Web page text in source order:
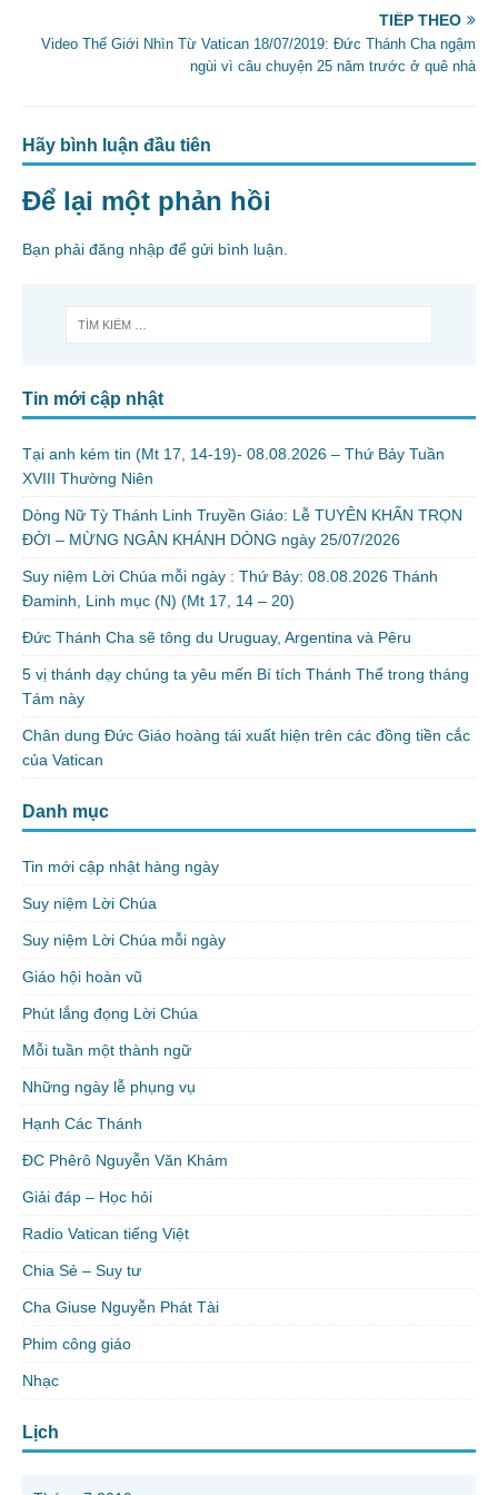
k
TIẾP THEO
Video Thế Giới Nhìn Từ Vatican 18/07/2019: Đức Thánh Cha ngậm
ngùi vì câu chuyện 25 năm trước ở quê nhà
Hãy bình luận đầu tiên
Để lại một phản hồi
Bạn phải đăng nhập để gửi bình luận.
Tin mới cập nhật
Tại anh kém tin (Mt 17, 14-19)- 08.08.2026 – Thứ Bảy Tuần
XVIII Thường Niên
Dòng Nữ Tỳ Thánh Linh Truyền Giáo: Lễ TUYÊN KHẤN TRỌN
ĐỜI – MỪNG NGÂN KHÁNH DÒNG ngày 25/07/2026
Suy niệm Lời Chúa mỗi ngày : Thứ Bảy: 08.08.2026 Thánh
Đaminh, Linh mục (N) (Mt 17, 14 – 20)
Đức Thánh Cha sẽ tông du Uruguay, Argentina và Pêru
5 vị thánh dạy chúng ta yêu mến Bí tích Thánh Thể trong tháng
Tám này
Chân dung Đức Giáo hoàng tái xuất hiện trên các đồng tiền cắc
của Vatican
Danh mục
Tin mới cập nhật hàng ngày
Suy niệm Lời Chúa
Suy niệm Lời Chúa mỗi ngày
Giáo hội hoàn vũ
Phút lắng đọng Lời Chúa
Mỗi tuần một thành ngữ
Những ngày lễ phụng vụ
Hạnh Các Thánh
ĐC Phêrô Nguyễn Văn Khảm
Giải đáp – Học hỏi
Radio Vatican tiếng Việt
Chia Sẻ – Suy tư
Cha Giuse Nguyễn Phát Tài
Phim công giáo
Nhạc
Lịch